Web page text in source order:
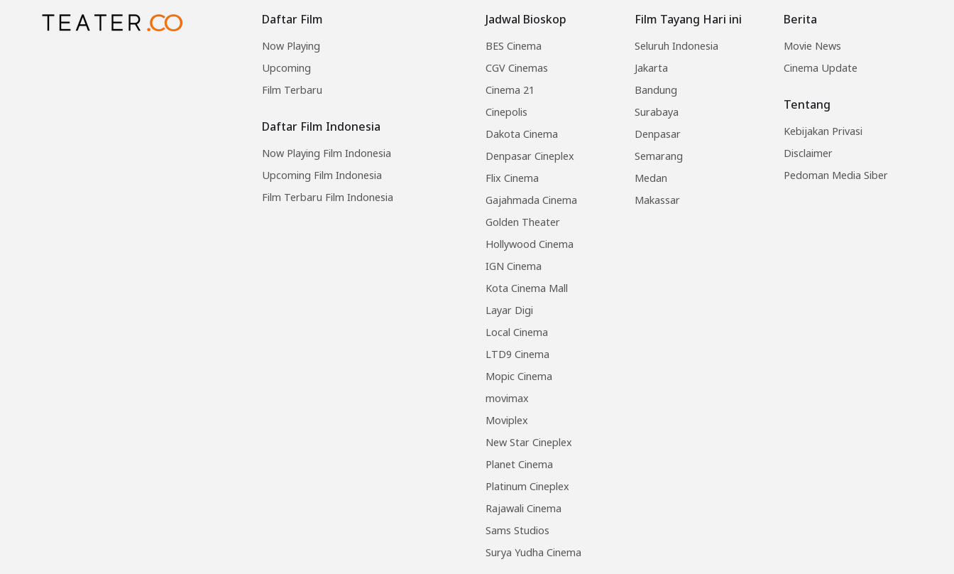
Daftar Film
Now Playing
Upcoming
Film Terbaru
Daftar Film Indonesia
Now Playing Film Indonesia
Upcoming Film Indonesia
Film Terbaru Film Indonesia
Jadwal Bioskop
BES Cinema
CGV Cinemas
Cinema 21
Cinepolis
Dakota Cinema
Denpasar Cineplex
Flix Cinema
Gajahmada Cinema
Golden Theater
Hollywood Cinema
IGN Cinema
Kota Cinema Mall
Layar Digi
Local Cinema
LTD9 Cinema
Mopic Cinema
movimax
Moviplex
New Star Cineplex
Planet Cinema
Platinum Cineplex
Rajawali Cinema
Sams Studios
Surya Yudha Cinema
Film Tayang Hari ini
Seluruh Indonesia
Jakarta
Bandung
Surabaya
Denpasar
Semarang
Medan
Makassar
Berita
Movie News
Cinema Update
Tentang
Kebijakan Privasi
Disclaimer
Pedoman Media Siber